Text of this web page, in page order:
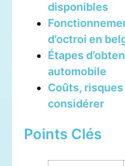
disponibles
d’octroi en
Étapes
automobile
Coûts,
considérer
Points Clés